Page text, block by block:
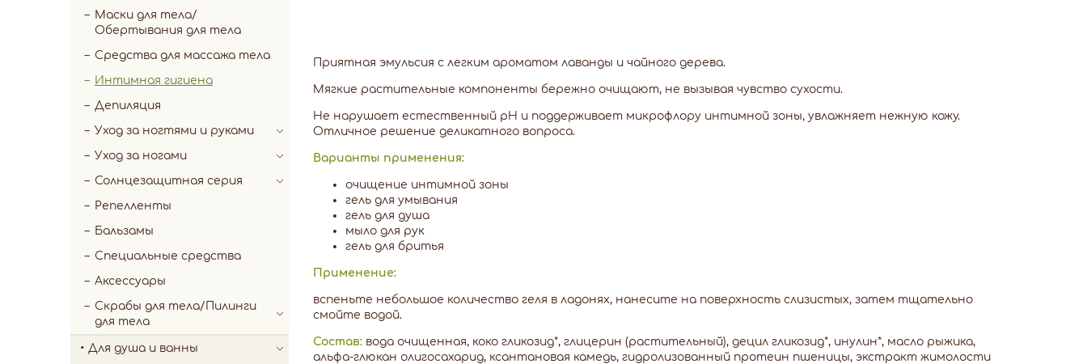
Маски для тела/
Обертывания для тела
Средства для массажа тела
Интимная гигиена
Депиляция
Уход за ногтями и руками
Уход за ногами
Солнцезащитная серия
Репелленты
Бальзамы
Специальные средства
Аксессуары
Скрабы для тела/Пилинги
для тела
Для душа и ванны
Приятная эмульсия с легким ароматом лаванды и чайного дерева.
Мягкие растительные компоненты бережно очищают, не вызывая чувство сухости.
Не нарушает естественный pH и поддерживает микрофлору интимной зоны, увлажняет нежную кожу.
Отличное решение деликатного вопроса.
Варианты применения:
очищение интимной зоны
гель для умывания
гель для душа
мыло для рук
гель для бритья
Применение:
вспеньте небольшое количество геля в ладонях, нанесите на поверхность слизистых, затем тщательно
смойте водой.
Состав: вода очищенная, коко гликозид*, глицерин (растительный), децил гликозид*, инулин*, масло рыжика,
альфа-глюкан олигосахарид, ксантановая камедь, гидролизованный протеин пшеницы, экстракт жимолости